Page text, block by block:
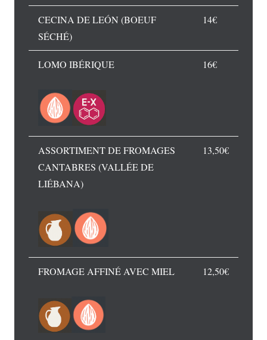
CECINA DE LEÓN (BOEUF
SÉCHÉ)
14€
LOMO IBÉRIQUE 16€
ASSORTIMENT DE FROMAGES
CANTABRES (VALLÉE DE
LIÉBANA)
13,50€
FROMAGE AFFINÉ AVEC MIEL 12,50€